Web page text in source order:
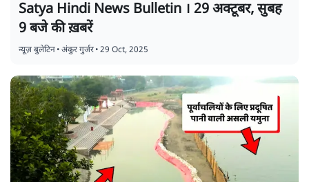
Satya Hindi News Bulletin । 29 अक्टूबर, सुबह
9 बजे की ख़बरें
न्यूज़ बुलेटिन•अंकुर गुर्जर•29 Oct, 2025